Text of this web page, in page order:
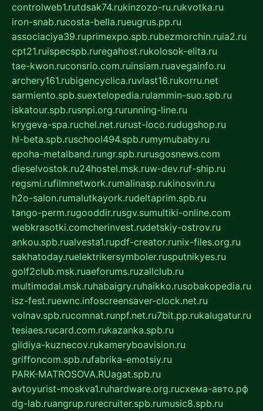
controlweb1.rutdsak74.rukinzozo-ru.rukvotka.ru
iron-snab.rucosta-bella.rueugrus.pp.ru
associaciya39.ruprimexpo.spb.rubezmorchin.ruia2.ru
cpt21.ruispecspb.ruregahost.rukolosok-elita.ru
tae-kwon.ruconsrio.com.ruinsiam.ruavegainfo.ru
archery161.rubigencyclica.ruvlast16.rukorru.net
sarmiento.spb.suextelopedia.rulammin-suo.spb.ru
iskatour.spb.rusnpi.org.rurunning-line.ru
krygeva-spa.ruchel.net.rurust-loco.rudugshop.ru
hl-beta.spb.ruschool494.spb.rumymubaby.ru
epoha-metalband.rungr.spb.rurusgosnews.com
dieselvostok.ru24hostel.msk.ruw-dev.ruf-ship.ru
regsmi.rufilmnetwork.rumalinasp.rukinosvin.ru
h2o-salon.rumalutkayork.rudeltaprim.spb.ru
tango-perm.rugooddir.rusgv.sumultiki-online.com
webkrasotki.comcherinvest.rudetskiy-ostrov.ru
ankou.spb.rualvesta1.rupdf-creator.runix-files.org.ru
sakhatoday.ruelektrikersymboler.rusputnikyes.ru
golf2club.msk.ruaeforums.ruzallclub.ru
multimodal.msk.ruhabaigry.ruhaikko.rusobakopedia.ru
isz-fest.ruewnc.infoscreensaver-clock.net.ru
volnav.spb.rucomnat.runpf.net.ru7bit.pp.rukalugatur.ru
tesiaes.rucard.com.rukazanka.spb.ru
gildiya-kuznecov.rukameryboavision.ru
griffoncom.spb.rufabrika-emotsiy.ru
PARK-MATROSOVA.RUagat.spb.ru
avtoyurist-moskva1.ruhardware.org.ruсхема-авто.рф
dg-lab.ruangrup.rurecruiter.spb.rumusic8.spb.ru